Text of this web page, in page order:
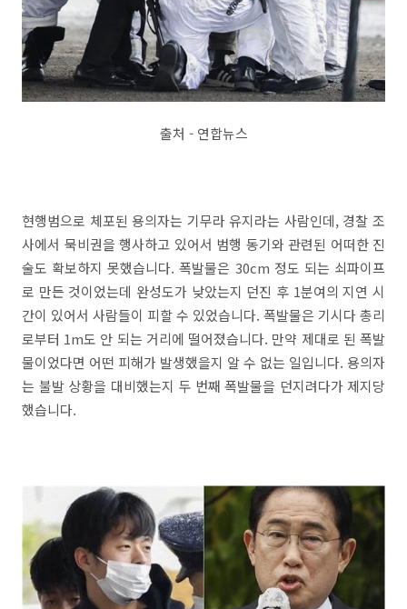
출처 - 연합뉴스
현행범으로 체포된 용의자는 기무라 유지라는 사람인데, 경찰 조
사에서 묵비권을 행사하고 있어서 범행 동기와 관련된 어떠한 진
술도 확보하지 못했습니다. 폭발물은 30cm 정도 되는 쇠파이프
로 만든 것이었는데 완성도가 낮았는지 던진 후 1분여의 지연 시
간이 있어서 사람들이 피할 수 있었습니다. 폭발물은 기시다 총리
로부터 1m도 안 되는 거리에 떨어졌습니다. 만약 제대로 된 폭발
물이었다면 어떤 피해가 발생했을지 알 수 없는 일입니다. 용의자
는 불발 상황을 대비했는지 두 번째 폭발물을 던지려다가 제지당
했습니다.